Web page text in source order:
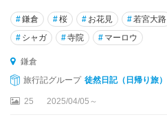
#鎌倉 #桜 # お花見 #若宮大路
# シャガ #寺院 # マーロウ
鎌倉
旅行記グループ 徒然日記（日帰り旅）
25 2025/04/05～